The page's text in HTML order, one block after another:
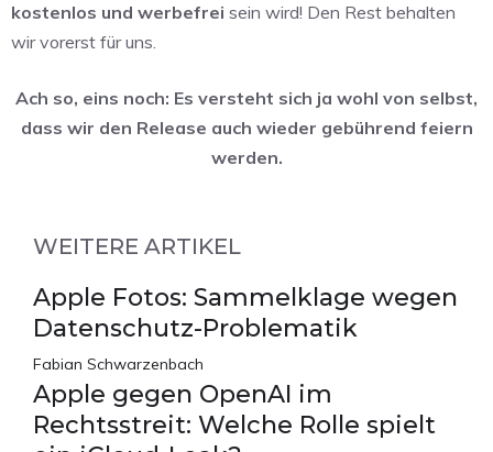
kostenlos und werbefrei sein wird! Den Rest behalten
wir vorerst für uns.
Ach so, eins noch: Es versteht sich ja wohl von selbst,
dass wir den Release auch wieder gebührend feiern
werden.
WEITERE ARTIKEL
Apple Fotos: Sammelklage wegen
Datenschutz-Problematik
Fabian Schwarzenbach
Apple gegen OpenAI im
Rechtsstreit: Welche Rolle spielt